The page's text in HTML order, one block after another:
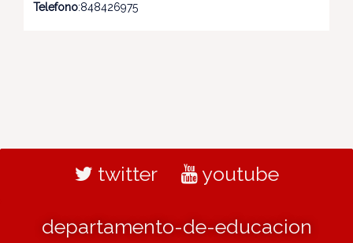
Telefono:848426975
twitter youtube
departamento-de-educacion